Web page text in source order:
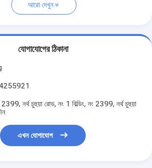
আরো দেখুন
যোগাযোগের ঠিকানা
2399, নর্থ চুহুয়া রোড, নং 1 বিল্ডিং, নং 2399, নর্থ চুহুয়া
এখন যোগাযোগ